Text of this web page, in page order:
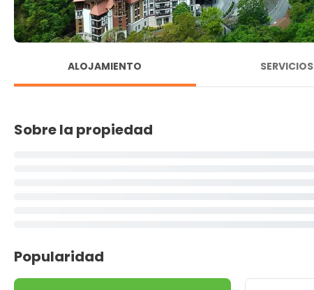
ALOJAMIENTO SERVICIOS
Sobre la propiedad
Popularidad